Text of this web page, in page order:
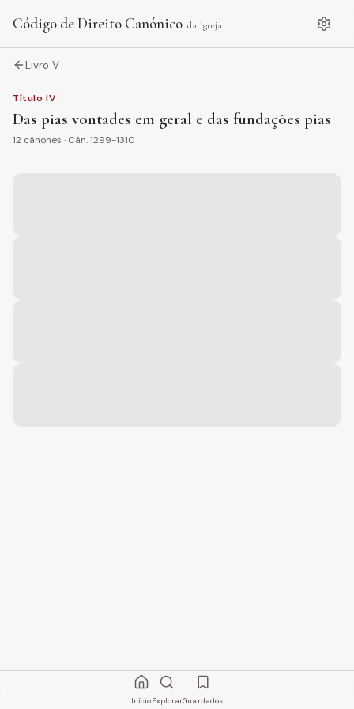
Código de Direito Canónico da Igreja
InícioExplorarGuardados
Livro V
TítuloIV
Das pias vontades em geral e das fundações pias
12 cânones · Cân.1299-1310